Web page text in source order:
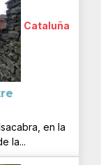
Cataluña
en la
la...